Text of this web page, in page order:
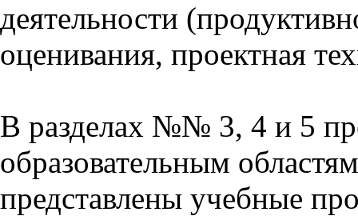
деятельности
оценивания, проектная
В разделах №№ 3, 4 и 5
образовательным
представлены учебные